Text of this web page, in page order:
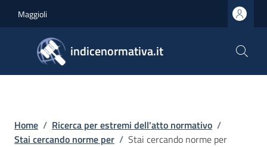
Maggioli
indicenormativa.it
Briciole di pane
Home / Ricerca per estremi dell'atto normativo /
Stai cercando norme per / Stai cercando norme per